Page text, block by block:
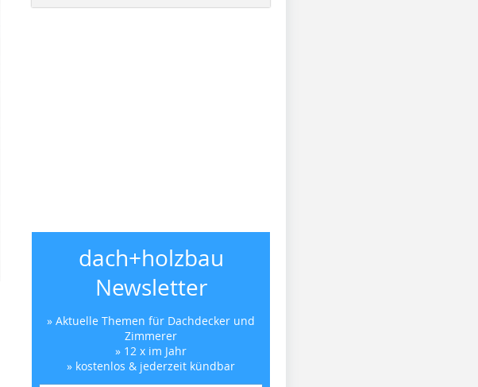
dach+holzbau
Newsletter
» Aktuelle Themen für Dachdecker und
Zimmerer
» 12 x im Jahr
» kostenlos & jederzeit kündbar